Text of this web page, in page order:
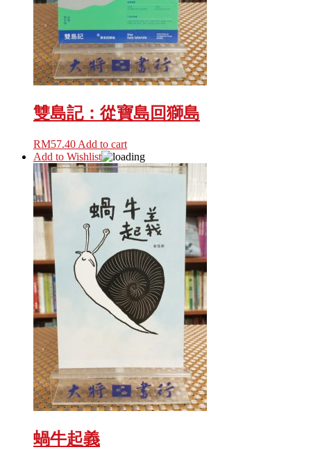
雙島記：從寶島回獅島
RM57.40 Add to cart
Add to Wishlist
蝸牛起義